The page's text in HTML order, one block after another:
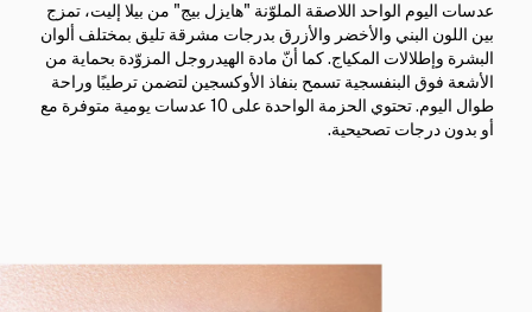
عدسات اليوم الواحد اللاصقة الملوّنة "هايزل بيج" من بيلا إليت، تمزج
بين اللون البني والأخضر والأزرق بدرجات مشرقة تليق بمختلف ألوان
البشرة وإطلالات المكياج. كما أنّ مادة الهيدروجل المزوّدة بحماية من
الأشعة فوق البنفسجية تسمح بنفاذ الأوكسجين لتضمن ترطيبًا وراحة
طوال اليوم. تحتوي الحزمة الواحدة على 10 عدسات يومية متوفرة مع
أو بدون درجات تصحيحية.